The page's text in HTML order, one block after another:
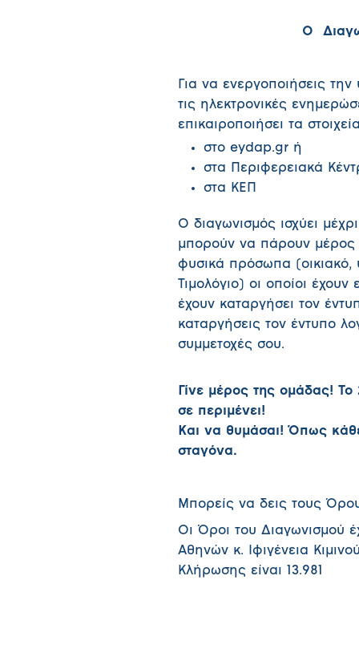
Ο
Για να ενεργοποιήσεις
τις ηλεκτρονικές
επικαιροποιήσει τα
στο eydap.gr ή
στα Περιφερειακά
στα ΚΕΠ
Ο διαγωνισμός ισχύει
μπορούν να πάρουν μέρος
φυσικά πρόσωπα (οικιακό,
Τιμολόγιο) οι οποίοι
έχουν καταργήσει τον
καταργήσεις τον έντυπο
συμμετοχές σου.
Γίνε μέρος της ομάδας! Το
σε περιμένει!
Και να θυμάσαι! Όπως
σταγόνα.
Μπορείς να δεις τους
Οι Όροι του Διαγωνισμού
Αθηνών κ. Ιφιγένεια
Κλήρωσης είναι 13.981